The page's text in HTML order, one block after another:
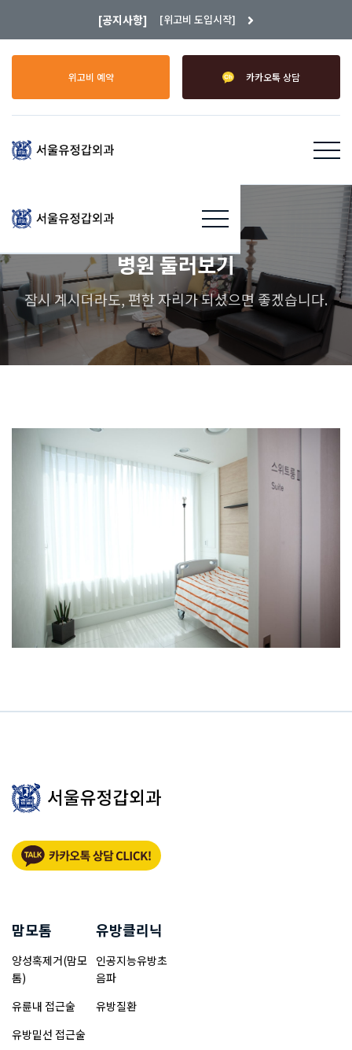
[공지사항] [위고비 도입시작] 
위고비 예약 카카오톡 상담
병원 둘러보기
잠시 계시더라도, 편한 자리가 되셨으면 좋겠습니다.
Slide 2 of 6.
맘모톰
양성혹제거(맘모
톰)
유륜내 접근술
유방밑선 접근술
유방클리닉
인공지능유방초
음파
유방질환